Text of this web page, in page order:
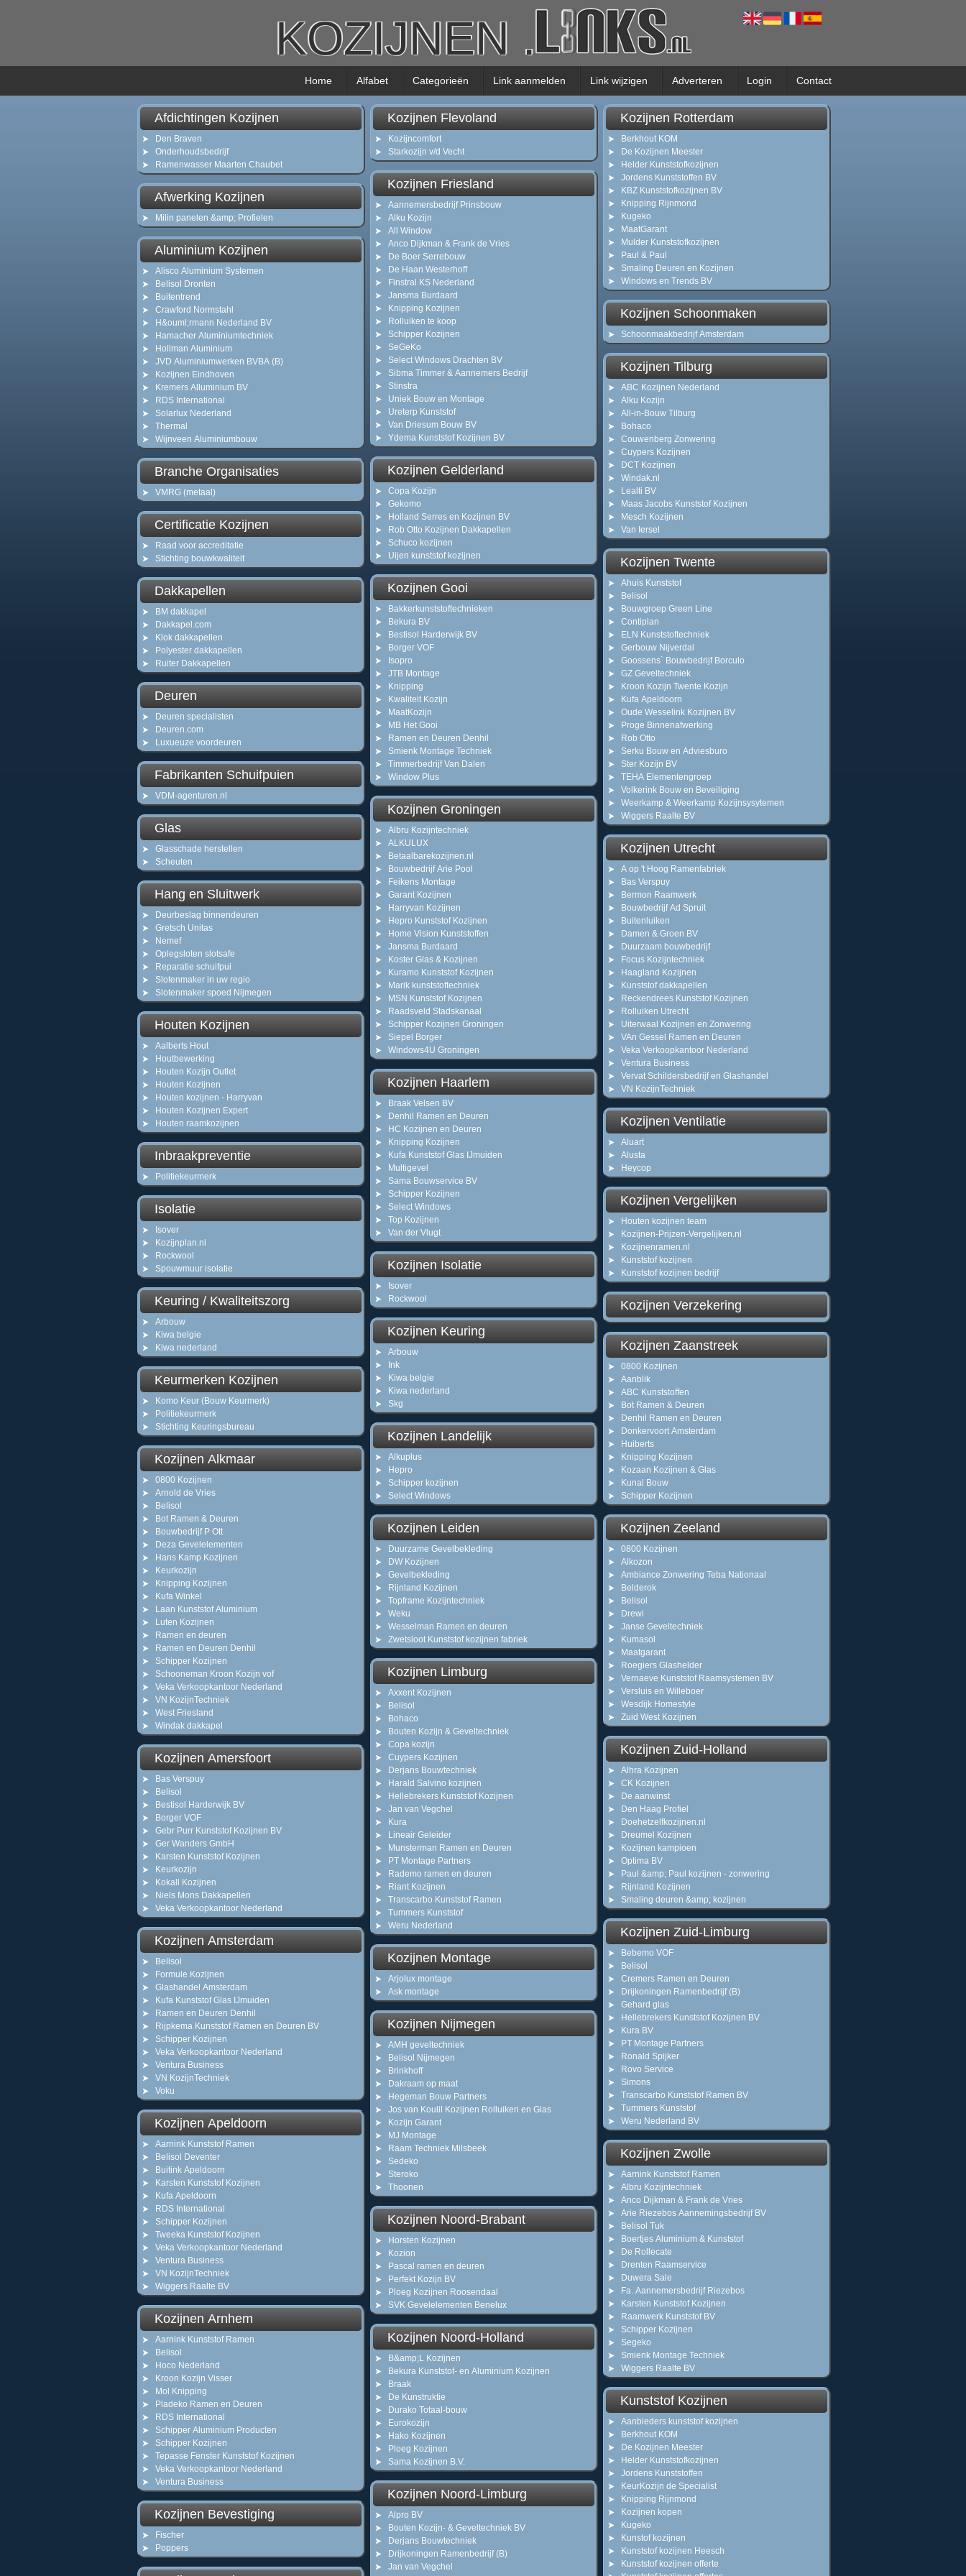
KOZIJNEN .
Home Alfabet Categorieën Link aanmelden Link wijzigen Adverteren Login Contact
Afdichtingen Kozijnen
Den Braven
Onderhoudsbedrijf
Ramenwasser Maarten Chaubet
Afwerking Kozijnen
Milin panelen &amp; Profielen
Aluminium Kozijnen
Alisco Aluminium Systemen
Belisol Dronten
Buitentrend
Crawford Normstahl
H&ouml;rmann Nederland BV
Hamacher Aluminiumtechniek
Hollman Aluminium
JVD Aluminiumwerken BVBA (B)
Kozijnen Eindhoven
Kremers Alluminium BV
RDS International
Solarlux Nederland
Thermal
Wijnveen Aluminiumbouw
Branche Organisaties
VMRG (metaal)
Certificatie Kozijnen
Raad voor accreditatie
Stichting bouwkwaliteit
Dakkapellen
BM dakkapel
Dakkapel.com
Klok dakkapellen
Polyester dakkapellen
Ruiter Dakkapellen
Deuren
Deuren specialisten
Deuren.com
Luxueuze voordeuren
Fabrikanten Schuifpuien
VDM-agenturen.nl
Glas
Glasschade herstellen
Scheuten
Hang en Sluitwerk
Deurbeslag binnendeuren
Gretsch Unitas
Nemef
Oplegsloten slotsafe
Reparatie schuifpui
Slotenmaker in uw regio
Slotenmaker spoed Nijmegen
Houten Kozijnen
Aalberts Hout
Houtbewerking
Houten Kozijn Outlet
Houten Kozijnen
Houten kozijnen - Harryvan
Houten Kozijnen Expert
Houten raamkozijnen
Inbraakpreventie
Politiekeurmerk
Isolatie
Isover
Kozijnplan.nl
Rockwool
Spouwmuur isolatie
Keuring / Kwaliteitszorg
Arbouw
Kiwa belgie
Kiwa nederland
Keurmerken Kozijnen
Komo Keur (Bouw Keurmerk)
Politiekeurmerk
Stichting Keuringsbureau
Kozijnen Alkmaar
0800 Kozijnen
Arnold de Vries
Belisol
Bot Ramen & Deuren
Bouwbedrijf P Ott
Deza Gevelelementen
Hans Kamp Kozijnen
Keurkozijn
Knipping Kozijnen
Kufa Winkel
Laan Kunststof Aluminium
Luten Kozijnen
Ramen en deuren
Ramen en Deuren Denhil
Schipper Kozijnen
Schooneman Kroon Kozijn vof
Veka Verkoopkantoor Nederland
VN KozijnTechniek
West Friesland
Windak dakkapel
Kozijnen Amersfoort
Bas Verspuy
Belisol
Bestisol Harderwijk BV
Borger VOF
Gebr Purr Kunststof Kozijnen BV
Ger Wanders GmbH
Karsten Kunststof Kozijnen
Keurkozijn
Kokall Kozijnen
Niels Mons Dakkapellen
Veka Verkoopkantoor Nederland
Kozijnen Amsterdam
Belisol
Formule Kozijnen
Glashandel Amsterdam
Kufa Kunststof Glas IJmuiden
Ramen en Deuren Denhil
Rijpkema Kunststof Ramen en Deuren BV
Schipper Kozijnen
Veka Verkoopkantoor Nederland
Ventura Business
VN KozijnTechniek
Voku
Kozijnen Apeldoorn
Aarnink Kunststof Ramen
Belisol Deventer
Buitink Apeldoorn
Karsten Kunststof Kozijnen
Kufa Apeldoorn
RDS International
Schipper Kozijnen
Tweeka Kunststof Kozijnen
Veka Verkoopkantoor Nederland
Ventura Business
VN KozijnTechniek
Wiggers Raalte BV
Kozijnen Arnhem
Aarnink Kunststof Ramen
Belisol
Hoco Nederland
Kroon Kozijn Visser
Mol Knipping
Pladeko Ramen en Deuren
RDS International
Schipper Aluminium Producten
Schipper Kozijnen
Tepasse Fenster Kunststof Kozijnen
Veka Verkoopkantoor Nederland
Ventura Business
Kozijnen Bevestiging
Fischer
Poppers
Kozijnen Flevoland
Kozijncomfort
Starkozijn v/d Vecht
Kozijnen Friesland
Aannemersbedrijf Prinsbouw
Alku Kozijn
All Window
Anco Dijkman & Frank de Vries
De Boer Serrebouw
De Haan Westerhoff
Finstral KS Nederland
Jansma Burdaard
Knipping Kozijnen
Rolluiken te koop
Schipper Kozijnen
SeGeKo
Select Windows Drachten BV
Sibma Timmer & Aannemers Bedrijf
Stinstra
Uniek Bouw en Montage
Ureterp Kunststof
Van Driesum Bouw BV
Ydema Kunststof Kozijnen BV
Kozijnen Gelderland
Copa Kozijn
Gekomo
Holland Serres en Kozijnen BV
Rob Otto Kozijnen Dakkapellen
Schuco kozijnen
Uijen kunststof kozijnen
Kozijnen Gooi
Bakkerkunststoftechnieken
Bekura BV
Bestisol Harderwijk BV
Borger VOF
Isopro
JTB Montage
Knipping
Kwaliteit Kozijn
MaatKozijn
MB Het Gooi
Ramen en Deuren Denhil
Smienk Montage Techniek
Timmerbedrijf Van Dalen
Window Plus
Kozijnen Groningen
Albru Kozijntechniek
ALKULUX
Betaalbarekozijnen.nl
Bouwbedrijf Arie Pool
Feikens Montage
Garant Kozijnen
Harryvan Kozijnen
Hepro Kunststof Kozijnen
Home Vision Kunststoffen
Jansma Burdaard
Koster Glas & Kozijnen
Kuramo Kunststof Kozijnen
Marik kunststoftechniek
MSN Kunststof Kozijnen
Raadsveld Stadskanaal
Schipper Kozijnen Groningen
Siepel Borger
Windows4U Groningen
Kozijnen Haarlem
Braak Velsen BV
Denhil Ramen en Deuren
HC Kozijnen en Deuren
Knipping Kozijnen
Kufa Kunststof Glas IJmuiden
Multigevel
Sama Bouwservice BV
Schipper Kozijnen
Select Windows
Top Kozijnen
Van der Vlugt
Kozijnen Isolatie
Isover
Rockwool
Kozijnen Keuring
Arbouw
Ink
Kiwa belgie
Kiwa nederland
Skg
Kozijnen Landelijk
Alkuplus
Hepro
Schipper kozijnen
Select Windows
Kozijnen Leiden
Duurzame Gevelbekleding
DW Kozijnen
Gevelbekleding
Rijnland Kozijnen
Topframe Kozijntechniek
Weku
Wesselman Ramen en deuren
Zwetsloot Kunststof kozijnen fabriek
Kozijnen Limburg
Axxent Kozijnen
Belisol
Bohaco
Bouten Kozijn & Geveltechniek
Copa kozijn
Cuypers Kozijnen
Derjans Bouwtechniek
Harald Salvino kozijnen
Hellebrekers Kunststof Kozijnen
Jan van Vegchel
Kura
Lineair Geleider
Munsterman Ramen en Deuren
PT Montage Partners
Rademo ramen en deuren
Riant Kozijnen
Transcarbo Kunststof Ramen
Tummers Kunststof
Weru Nederland
Kozijnen Montage
Arjolux montage
Ask montage
Kozijnen Nijmegen
AMH geveltechniek
Belisol Nijmegen
Brinkhoff
Dakraam op maat
Hegeman Bouw Partners
Jos van Koulil Kozijnen Rolluiken en Glas
Kozijn Garant
MJ Montage
Raam Techniek Milsbeek
Sedeko
Steroko
Thoonen
Kozijnen Noord-Brabant
Horsten Kozijnen
Kozion
Pascal ramen en deuren
Perfekt Kozijn BV
Ploeg Kozijnen Roosendaal
SVK Gevelelementen Benelux
Kozijnen Noord-Holland
B&amp;L Kozijnen
Bekura Kunststof- en Aluminium Kozijnen
Braak
De Kunstruktie
Durako Totaal-bouw
Eurokozijn
Hako Kozijnen
Ploeg Kozijnen
Sama Kozijnen B.V.
Kozijnen Noord-Limburg
Alpro BV
Bouten Kozijn- & Geveltechniek BV
Derjans Bouwtechniek
Drijkoningen Ramenbedrijf (B)
Jan van Vegchel
Kozijnen Rotterdam
Berkhout KOM
De Kozijnen Meester
Helder Kunststofkozijnen
Jordens Kunststoffen BV
KBZ Kunststofkozijnen BV
Knipping Rijnmond
Kugeko
MaatGarant
Mulder Kunststofkozijnen
Paul & Paul
Smaling Deuren en Kozijnen
Windows en Trends BV
Kozijnen Schoonmaken
Schoonmaakbedrijf Amsterdam
Kozijnen Tilburg
ABC Kozijnen Nederland
Alku Kozijn
All-in-Bouw Tilburg
Bohaco
Couwenberg Zonwering
Cuypers Kozijnen
DCT Kozijnen
Windak.nl
Lealti BV
Maas Jacobs Kunststof Kozijnen
Mesch Kozijnen
Van Iersel
Kozijnen Twente
Ahuis Kunststof
Belisol
Bouwgroep Green Line
Contiplan
ELN Kunststoftechniek
Gerbouw Nijverdal
Goossens` Bouwbedrijf Borculo
GZ Geveltechniek
Kroon Kozijn Twente Kozijn
Kufa Apeldoorn
Oude Wesselink Kozijnen BV
Proge Binnenafwerking
Rob Otto
Serku Bouw en Adviesburo
Ster Kozijn BV
TEHA Elementengroep
Volkerink Bouw en Beveiliging
Weerkamp & Weerkamp Kozijnsysytemen
Wiggers Raalte BV
Kozijnen Utrecht
A op 't Hoog Ramenfabriek
Bas Verspuy
Bermon Raamwerk
Bouwbedrijf Ad Spruit
Buitenluiken
Damen & Groen BV
Duurzaam bouwbedrijf
Focus Kozijntechniek
Haagland Kozijnen
Kunststof dakkapellen
Reckendrees Kunststof Kozijnen
Rolluiken Utrecht
Uiterwaal Kozijnen en Zonwering
VAn Gessel Ramen en Deuren
Veka Verkoopkantoor Nederland
Ventura Business
Vervat Schildersbedrijf en Glashandel
VN KozijnTechniek
Kozijnen Ventilatie
Aluart
Alusta
Heycop
Kozijnen Vergelijken
Houten kozijnen team
Kozijnen-Prijzen-Vergelijken.nl
Kozijnenramen.nl
Kunststof kozijnen
Kunststof kozijnen bedrijf
Kozijnen Verzekering
Kozijnen Zaanstreek
0800 Kozijnen
Aanblik
ABC Kunststoffen
Bot Ramen & Deuren
Denhil Ramen en Deuren
Donkervoort Amsterdam
Huiberts
Knipping Kozijnen
Kozaan Kozijnen & Glas
Kunal Bouw
Schipper Kozijnen
Kozijnen Zeeland
0800 Kozijnen
Alkozon
Ambiance Zonwering Teba Nationaal
Belderok
Belisol
Drewi
Janse Geveltechniek
Kumasol
Maatgarant
Roegiers Glashelder
Vernaeve Kunststof Raamsystemen BV
Versluis en Willeboer
Wesdijk Homestyle
Zuid West Kozijnen
Kozijnen Zuid-Holland
Alhra Kozijnen
CK Kozijnen
De aanwinst
Den Haag Profiel
Doehetzelfkozijnen.nl
Dreumel Kozijnen
Kozijnen kampioen
Optima BV
Paul &amp; Paul kozijnen - zonwering
Rijnland Kozijnen
Smaling deuren &amp; kozijnen
Kozijnen Zuid-Limburg
Bebemo VOF
Belisol
Cremers Ramen en Deuren
Drijkoningen Ramenbedrijf (B)
Gehard glas
Hellebrekers Kunststof Kozijnen BV
Kura BV
PT Montage Partners
Ronald Spijker
Rovo Service
Simons
Transcarbo Kunststof Ramen BV
Tummers Kunststof
Weru Nederland BV
Kozijnen Zwolle
Aarnink Kunststof Ramen
Albru Kozijntechniek
Anco Dijkman & Frank de Vries
Arie Riezebos Aannemingsbedrijf BV
Belisol Tuk
Boertjes Aluminium & Kunststof
De Rollecate
Drenten Raamservice
Duwera Sale
Fa. Aannemersbedrijf Riezebos
Karsten Kunststof Kozijnen
Raamwerk Kunststof BV
Schipper Kozijnen
Segeko
Smienk Montage Techniek
Wiggers Raalte BV
Kunststof Kozijnen
Aanbieders kunststof kozijnen
Berkhout KOM
De Kozijnen Meester
Helder Kunststofkozijnen
Jordens Kunststoffen
KeurKozijn de Specialist
Knipping Rijnmond
Kozijnen kopen
Kugeko
Kunstof kozijnen
Kunststof kozijnen Heesch
Kunststof kozijnen offerte